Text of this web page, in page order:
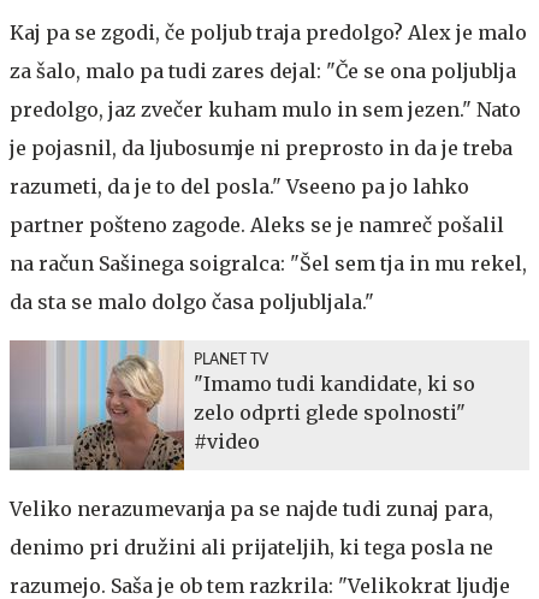
Kaj pa se zgodi, če poljub traja predolgo? Alex je malo
za šalo, malo pa tudi zares dejal: "Če se ona poljublja
predolgo, jaz zvečer kuham mulo in sem jezen." Nato
je pojasnil, da ljubosumje ni preprosto in da je treba
razumeti, da je to del posla." Vseeno pa jo lahko
partner pošteno zagode. Aleks se je namreč pošalil
na račun Sašinega soigralca: "Šel sem tja in mu rekel,
da sta se malo dolgo časa poljubljala."
PLANET TV
"Imamo tudi kandidate, ki so
zelo odprti glede spolnosti"
#video
Veliko nerazumevanja pa se najde tudi zunaj para,
denimo pri družini ali prijateljih, ki tega posla ne
razumejo. Saša je ob tem razkrila: "Velikokrat ljudje